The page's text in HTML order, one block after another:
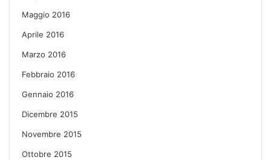
Maggio 2016
Aprile 2016
Marzo 2016
Febbraio 2016
Gennaio 2016
Dicembre 2015
Novembre 2015
Ottobre 2015